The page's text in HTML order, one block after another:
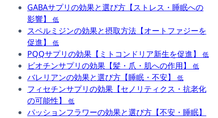
GABAサプリの効果と選び方【ストレス・睡眠への
影響】
低
スペルミジンの効果と摂取方法【オートファジーを
促進】
低
PQQサプリの効果【ミトコンドリア新生を促進】 低
ビオチンサプリの効果【髪・爪・肌への作用】 低
バレリアンの効果と選び方【睡眠・不安】 低
フィセチンサプリの効果【セノリティクス・抗老化
の可能性】
低
パッションフラワーの効果と選び方【不安・睡眠】